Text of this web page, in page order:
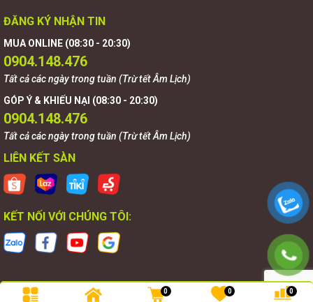
ĐĂNG KÝ NHẬN TIN
MUA ONLINE (08:30 - 20:30)
0904.148.476
Tất cả các ngày trong tuần (Trừ tết Âm Lịch)
GÓP Ý & KHIẾU NẠI (08:30 - 20:30)
0904.148.476
Tất cả các ngày trong tuần (Trừ tết Âm Lịch)
LIÊN KẾT SÀN
KẾT NỐI VỚI CHÚNG TÔI:
0 0 0